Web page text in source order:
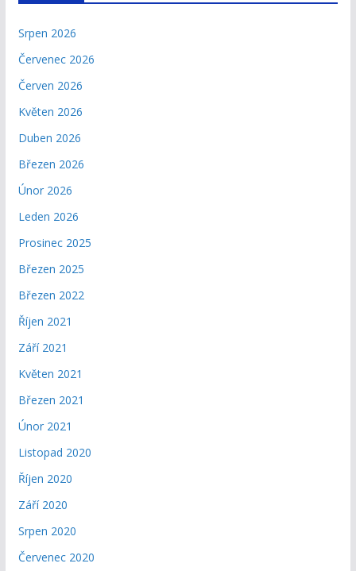
Srpen 2026
Červenec 2026
Červen 2026
Květen 2026
Duben 2026
Březen 2026
Únor 2026
Leden 2026
Prosinec 2025
Březen 2025
Březen 2022
Říjen 2021
Září 2021
Květen 2021
Březen 2021
Únor 2021
Listopad 2020
Říjen 2020
Září 2020
Srpen 2020
Červenec 2020